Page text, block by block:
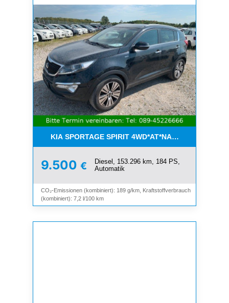
KIA SPORTAGE SPIRIT 4WD*AT*NAVI*8-
9.500 €
Diesel, 153.296 km, 184 PS,
Automatik
CO₂-Emissionen (kombiniert): 189 g/km, Kraftstoffverbrauch
(kombiniert): 7,2 l/100 km